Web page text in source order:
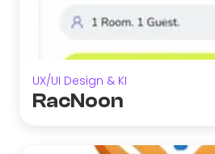
UX/UI Design & KI
RacNoon